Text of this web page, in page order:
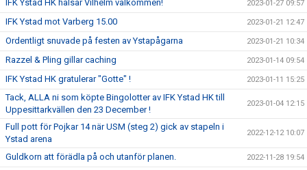
IFK Ystad HK hälsar Vilhelm välkommen! 2023-01-27 09:57
IFK Ystad mot Varberg 15.00 2023-01-21 12:47
Ordentligt snuvade på festen av Ystapågarna 2023-01-21 10:34
Razzel & Pling gillar caching 2023-01-14 09:54
IFK Ystad HK gratulerar "Gotte" ! 2023-01-11 15:25
Tack, ALLA ni som köpte Bingolotter av IFK Ystad HK till
Uppesittarkvällen den 23 December !
2023-01-04 12:15
Full pott för Pojkar 14 när USM (steg 2) gick av stapeln i
Ystad arena
2022-12-12 10:07
Guldkorn att förädla på och utanför planen. 2022-11-28 19:54